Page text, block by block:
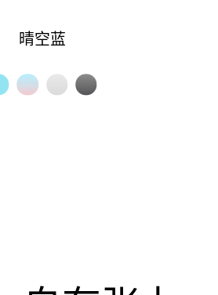
晴空蓝